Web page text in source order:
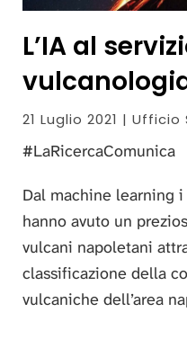
L’IA al
21 Luglio 2021 |
#LaRicercaComunica
Dal machine learning
hanno avuto un
vulcani napoletani
classificazione della
vulcaniche dell’area